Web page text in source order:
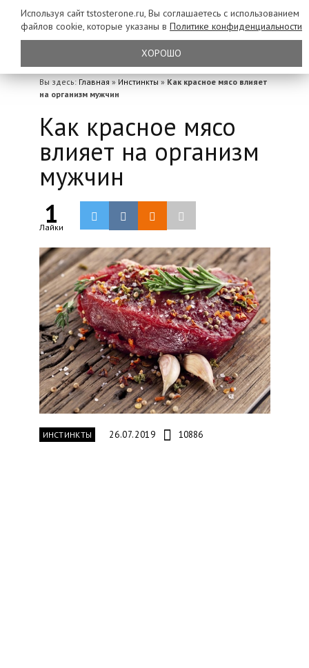
Вы здесь: Главная » Инстинкты » Как красное мясо влияет
на организм мужчин
Как красное мясо
влияет на организм
мужчин
1
Лайки
ИНСТИНКТЫ 26.07.2019 10886
Используя сайт tstosterone.ru, Вы соглашаетесь с использованием
файлов cookie, которые указаны в Политике конфиденциальности
ХОРОШО